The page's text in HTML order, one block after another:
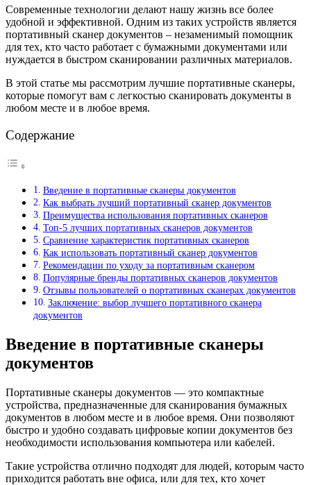
Современные технологии делают нашу жизнь все более
удобной и эффективной. Одним из таких устройств является
портативный сканер документов – незаменимый помощник
для тех, кто часто работает с бумажными документами или
нуждается в быстром сканировании различных материалов.
В этой статье мы рассмотрим лучшие портативные сканеры,
которые помогут вам с легкостью сканировать документы в
любом месте и в любое время.
Содержание
Введение в портативные сканеры документов
Как выбрать лучший портативный сканер документов
Преимущества использования портативных сканеров
Топ-5 лучших портативных сканеров документов
Сравнение характеристик портативных сканеров
Как использовать портативный сканер документов
Рекомендации по уходу за портативным сканером
Популярные бренды портативных сканеров документов
Отзывы пользователей о портативных сканерах документов
Заключение: выбор лучшего портативного сканера
документов
Введение в портативные сканеры
документов
Портативные сканеры документов — это компактные
устройства, предназначенные для сканирования бумажных
документов в любом месте и в любое время. Они позволяют
быстро и удобно создавать цифровые копии документов без
необходимости использования компьютера или кабелей.
Такие устройства отлично подходят для людей, которым часто
приходится работать вне офиса, или для тех, кто хочет